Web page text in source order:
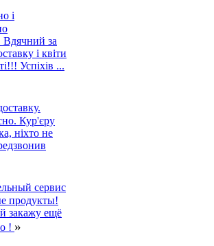
і
за
і квіти
Успіхів ...
Кур'єру
ніхто не
сервис
продукты!
закажу ещё
! »